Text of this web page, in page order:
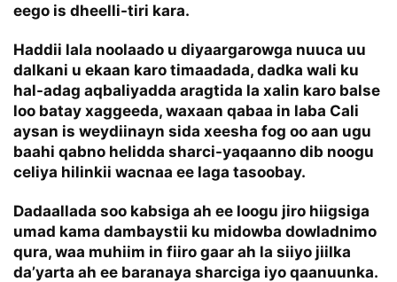
eego is dheelli-tiri kara.
Haddii lala noolaado u diyaargarowga nuuca uu
dalkani u ekaan karo timaadada, dadka wali ku
hal-adag aqbaliyadda aragtida la xalin karo balse
loo batay xaggeeda, waxaan qabaa in laba Cali
aysan is weydiinayn sida xeesha fog oo aan ugu
baahi qabno helidda sharci-yaqaanno dib noogu
celiya hilinkii wacnaa ee laga tasoobay.
Dadaallada soo kabsiga ah ee loogu jiro hiigsiga
umad kama dambaystii ku midowba dowladnimo
qura, waa muhiim in fiiro gaar ah la siiyo jiilka
da’yarta ah ee baranaya sharciga iyo qaanuunka.